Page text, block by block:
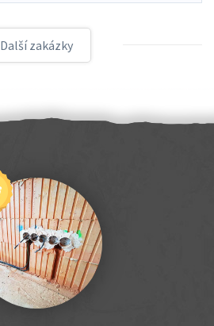
Další zakázky